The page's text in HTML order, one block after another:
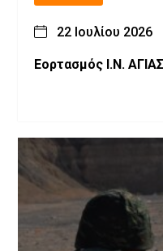
22 Ιουλίου 2026
Εορτασμός Ι.Ν.